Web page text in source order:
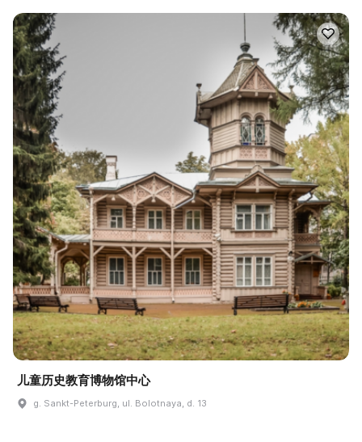
儿童历史教育博物馆中心
g. Sankt-Peterburg, ul. Bolotnaya, d. 13